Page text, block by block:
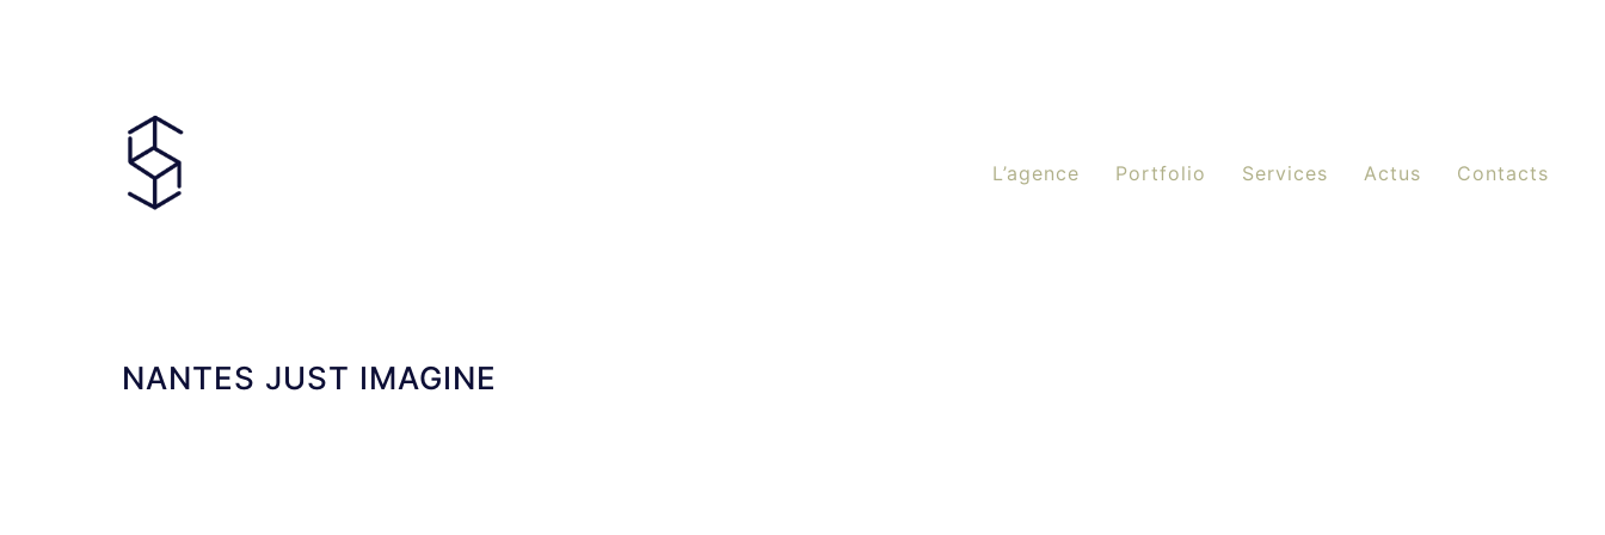
L’agence Portfolio Services Actus Contacts
NANTES JUST IMAGINE